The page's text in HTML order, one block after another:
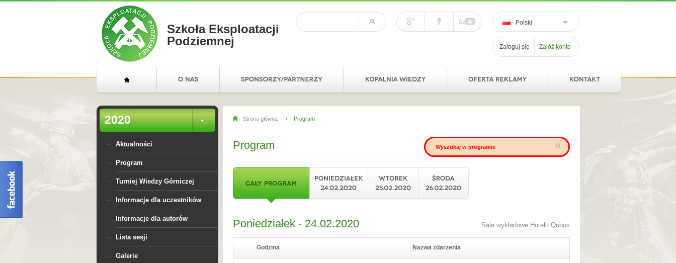
Szkoła Eksploatacji
Podziemnej
Polski
Zaloguj się Załóż konto
2020
Aktualności
Program
Turniej Wiedzy Górniczej
Informacje dla uczestników
Informacje dla autorów
Lista sesji
Galerie
Strona główna Program
Program
Poniedziałek - 24.02.2020 Sale wykładowe Hotelu Qubus
Godzina Nazwa zdarzenia